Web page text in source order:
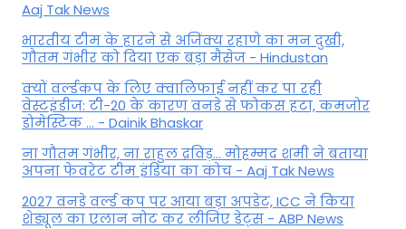
Aaj Tak News
भारतीय टीम के हारने से अजिंक्य रहाणे का मन दुखी,
गौतम गंभीर को दिया एक बड़ा मैसेज - Hindustan
क्यों वर्ल्डकप के लिए क्वालिफाई नहीं कर पा रही
वेस्टइंडीज: टी-20 के कारण वनडे से फोकस हटा, कमजोर
डोमेस्टिक ... - Dainik Bhaskar
ना गौतम गंभीर, ना राहुल द्रव‍िड़... मोहम्मद शमी ने बताया
अपना फेवरेट टीम इंड‍िया का कोच - Aaj Tak News
2027 वनडे वर्ल्ड कप पर आया बड़ा अपडेट, ICC ने किया
शेड्यूल का एलान नोट कर लीजिए डेट्स - ABP News